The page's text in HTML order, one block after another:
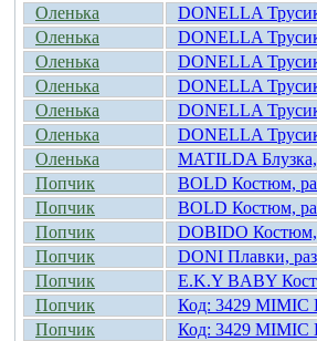
Оленька
DONELLA
Оленька
DONELLA
Оленька
DONELLA
Оленька
DONELLA
Оленька
DONELLA
Оленька
DONELLA
Оленька
MATILDA
Попчик
BOLD Костюм,
Попчик
BOLD Костюм,
Попчик
DOBIDO Костюм,
Попчик
DONI Плавки,
Попчик
E.K.Y BABY
Попчик
Код: 3429 MIMIC
Попчик
Код: 3429 MIMIC